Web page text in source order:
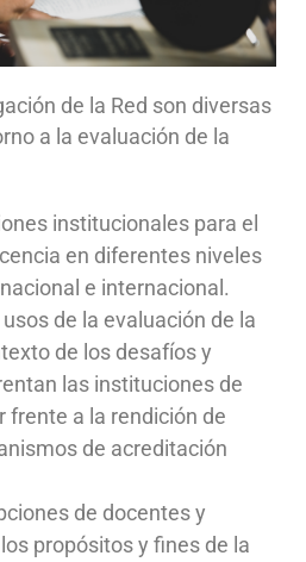
de la Red son diversas
a la evaluación de la
institucionales para el
en diferentes niveles
e internacional.
de la evaluación de la
de los desafíos y
las instituciones de
frente a la rendición de
de acreditación
de docentes y
propósitos y fines de la